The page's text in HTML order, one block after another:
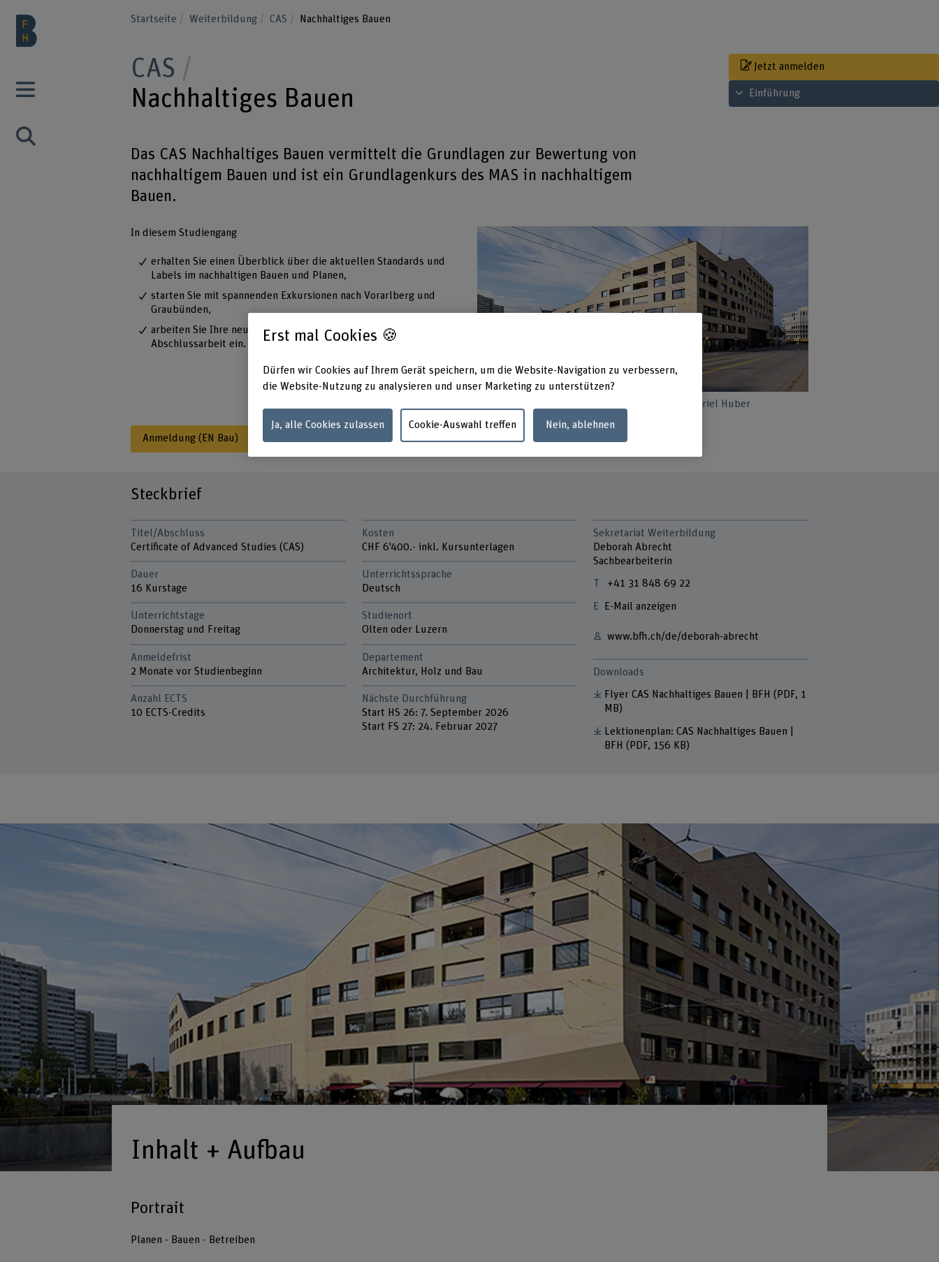
Startseite Weiterbildung CAS Nachhaltiges Bauen
Jetzt anmelden
Inhaltsverzeichnis ansehen
Einführung
CAS
Nachhaltiges Bauen
Das CAS Nachhaltiges Bauen vermittelt die Grundlagen zur Bewertung von
nachhaltigem Bauen und ist ein Grundlagenkurs des MAS in nachhaltigem
Bauen.
In diesem Studiengang
erhalten Sie einen Überblick über die aktuellen Standards und
Labels im nachhaltigen Bauen und Planen,
starten Sie mit spannenden Exkursionen nach Vorarlberg und
Graubünden,
arbeiten Sie Ihre neuesten Erkenntnisse schrittweise in die
Abschlussarbeit ein.
© Architektur Müller Sigrist Architekten, Foto Ariel Huber
Anmeldung (EN Bau) Zu den Infoveranstaltungen
Steckbrief
Titel/Abschluss
Certificate of Advanced Studies (CAS)
Dauer
16 Kurstage
Unterrichtstage
Donnerstag und Freitag
Anmeldefrist
2 Monate vor Studienbeginn
Anzahl ECTS
10 ECTS-Credits
Kosten
CHF 6'400.- inkl. Kursunterlagen
Unterrichtssprache
Deutsch
Studienort
Olten oder Luzern
Departement
Architektur, Holz und Bau
Nächste Durchführung
Start HS 26: 7. September 2026
Start FS 27: 24. Februar 2027
Sekretariat Weiterbildung
Deborah Abrecht
Sachbearbeiterin
+41 31 848 69 22
E-Mail anzeigen
www.bfh.ch/de/deborah-abrecht
Downloads
Flyer CAS Nachhaltiges Bauen | BFH (PDF, 1
MB)
Lektionenplan: CAS Nachhaltiges Bauen |
BFH (PDF, 156 KB)
Inhalt + Aufbau
Portrait
Planen - Bauen - Betreiben
Erst mal Cookies 🍪
Dürfen wir Cookies auf Ihrem Gerät speichern, um die Website-Navigation zu verbessern,
die Website-Nutzung zu analysieren und unser Marketing zu unterstützen?
Ja, alle Cookies zulassen Cookie-Auswahl treffen Nein, ablehnen